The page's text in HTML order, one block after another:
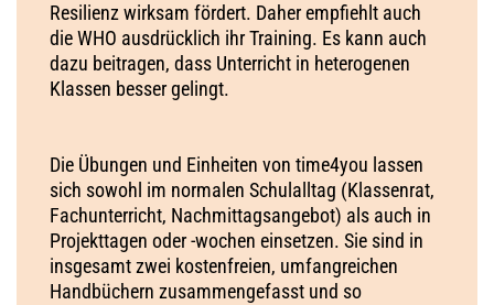
Resilienz wirksam fördert. Daher empfiehlt auch
die WHO ausdrücklich ihr Training. Es kann auch
dazu beitragen, dass Unterricht in heterogenen
Klassen besser gelingt.
Die Übungen und Einheiten von time4you lassen
sich sowohl im normalen Schulalltag (Klassenrat,
Fachunterricht, Nachmittagsangebot) als auch in
Projekttagen oder -wochen einsetzen. Sie sind in
insgesamt zwei kostenfreien, umfangreichen
Handbüchern zusammengefasst und so